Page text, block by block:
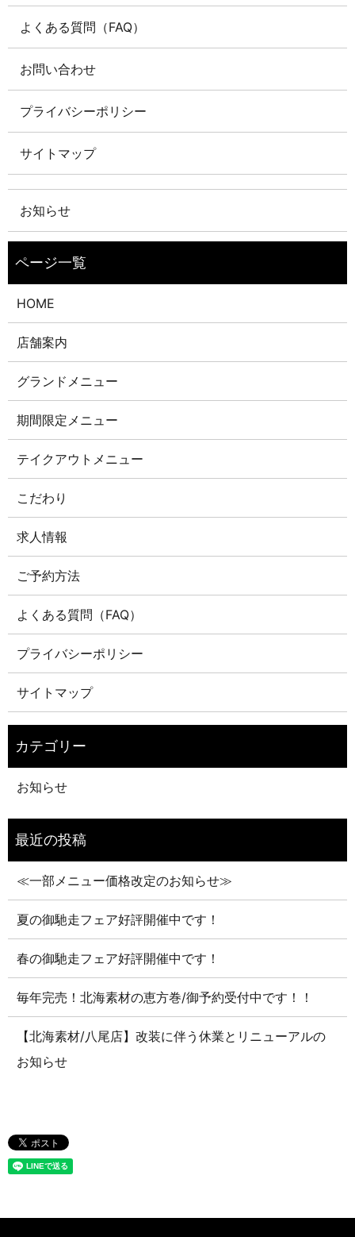
よくある質問（FAQ）
お問い合わせ
プライバシーポリシー
サイトマップ
お知らせ
HOME
店舗案内
グランドメニュー
期間限定メニュー
テイクアウトメニュー
こだわり
求人情報
ご予約方法
よくある質問（FAQ）
プライバシーポリシー
サイトマップ
お知らせ
≪一部メニュー価格改定のお知らせ≫
夏の御馳走フェア好評開催中です！
春の御馳走フェア好評開催中です！
毎年完売！北海素材の恵方巻/御予約受付中です！！
【北海素材/八尾店】改装に伴う休業とリニューアルの
お知らせ